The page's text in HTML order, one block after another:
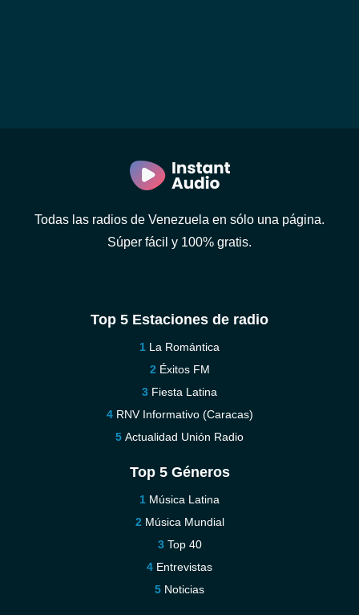
Todas las radios de Venezuela en sólo una página.
Súper fácil y 100% gratis.
Top 5 Estaciones de radio
La Romántica
Éxitos FM
Fiesta Latina
RNV Informativo (Caracas)
Actualidad Unión Radio
Top 5 Géneros
Música Latina
Música Mundial
Top 40
Entrevistas
Noticias